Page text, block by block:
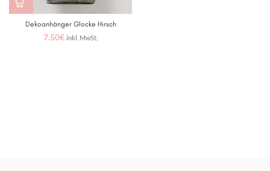
Dekoanhänger Glocke Hirsch
7.50€ inkl. MwSt.